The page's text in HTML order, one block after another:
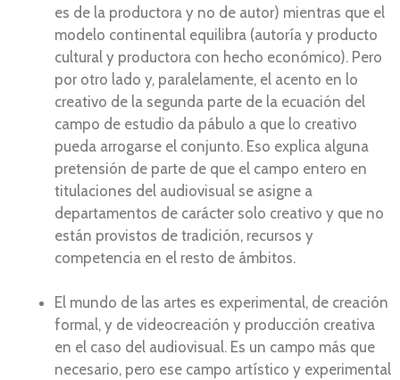
es de la productora y no de autor) mientras que el
modelo continental equilibra (autoría y producto
cultural y productora con hecho económico). Pero
por otro lado y, paralelamente, el acento en lo
creativo de la segunda parte de la ecuación del
campo de estudio da pábulo a que lo creativo
pueda arrogarse el conjunto. Eso explica alguna
pretensión de parte de que el campo entero en
titulaciones del audiovisual se asigne a
departamentos de carácter solo creativo y que no
están provistos de tradición, recursos y
competencia en el resto de ámbitos.
El mundo de las artes es experimental, de creación
formal, y de videocreación y producción creativa
en el caso del audiovisual. Es un campo más que
necesario, pero ese campo artístico y experimental